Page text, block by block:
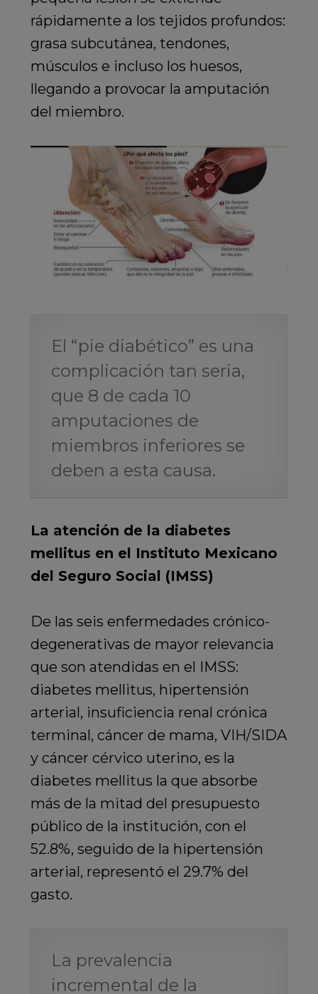
rápidamente a los tejidos profundos:
grasa subcutánea, tendones,
músculos e incluso los huesos,
llegando a provocar la amputación
del miembro.
El “pie diabético” es una
complicación tan seria,
que 8 de cada 10
amputaciones de
miembros inferiores se
deben a esta causa.
La atención de la diabetes
mellitus en el Instituto Mexicano
del Seguro Social (IMSS)
De las seis enfermedades crónico-
degenerativas de mayor relevancia
que son atendidas en el IMSS:
diabetes mellitus, hipertensión
arterial, insuficiencia renal crónica
terminal, cáncer de mama, VIH/SIDA
y cáncer cérvico uterino, es la
diabetes mellitus la que absorbe
más de la mitad del presupuesto
público de la institución, con el
52.8%, seguido de la hipertensión
arterial, representó el 29.7% del
gasto.
La prevalencia
incremental de la